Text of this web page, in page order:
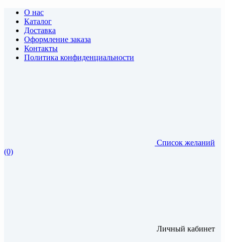
О нас
Каталог
Доставка
Оформление заказа
Контакты
Политика конфиденциальности
Список желаний
(0)
Личный кабинет